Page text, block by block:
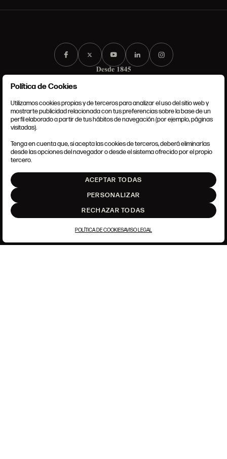
CONDICIONES GENERALES
POLÍTICA DE COOKIES
AJUSTE DE COOKIES
Política de Cookies
Utilizamos cookies propias y de terceros para analizar el uso del sitio web y
mostrarte publicidad relacionada con tus preferencias sobre la base de un
perfil elaborado a partir de tus hábitos de navegación (por ejemplo, páginas
visitadas).
Tenga en cuenta que, si acepta las cookies de terceros, deberá eliminarlas
desde las opciones del navegador o desde el sistema ofrecido por el propio
tercero.
ACEPTAR TODAS
PERSONALIZAR
RECHAZAR TODAS
POLÍTICA DE COOKIESAVISO LEGAL